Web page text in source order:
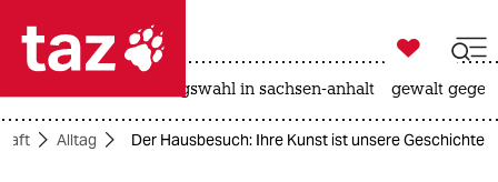
 taz zahl ich
taz zahl ich

taz zahl ich
landtagswahl in sachsen-anhalt gewalt
Alltag Der Hausbesuch: Ihre Kunst ist unsere Geschichte